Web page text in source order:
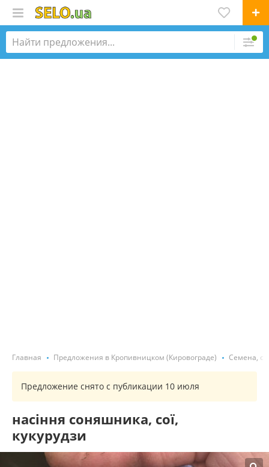
Главная Предложения в Кропивницком (Кировограде) Семена,
Предложение снято с публикации 10 июля
насіння соняшника, сої,
кукурудзи